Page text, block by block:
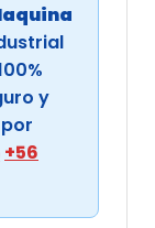
y
+56